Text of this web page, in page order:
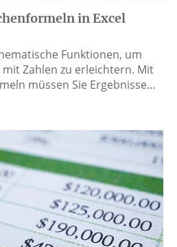
in Excel
Funktionen, um
Zahlen zu erleichtern. Mit
müssen Sie Ergebnisse…